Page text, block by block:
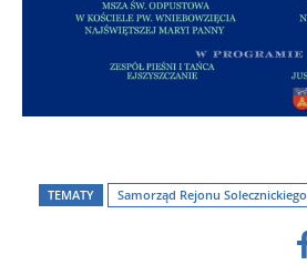
TEMATY Samorząd Rejonu Solecznickiego